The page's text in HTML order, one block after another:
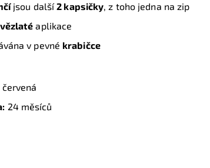
jsou další2 kapsičky, z toho jedna na zip
aplikace
v pevné krabičce
červená
24 měsíců